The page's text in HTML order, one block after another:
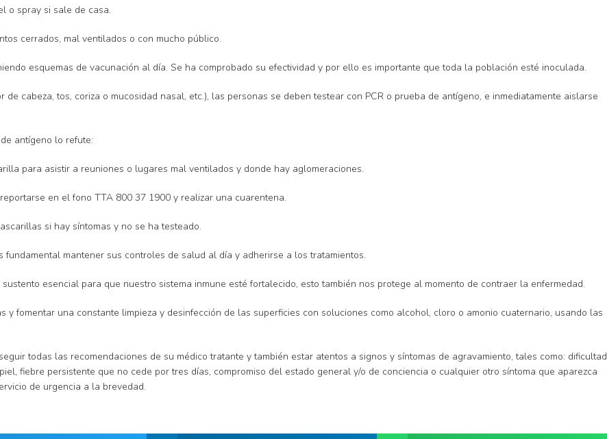
o spray si sale de casa.
cerrados, mal ventilados o con mucho público.
esquemas de vacunación al día. Se ha comprobado su efectividad y por ello es importante que toda la población esté inoculada.
de cabeza, tos, coriza o mucosidad nasal, etc.), las personas se deben testear con PCR o prueba de antígeno, e inmediatamente aislarse
antígeno lo refute:
para asistir a reuniones o lugares mal ventilados y donde hay aglomeraciones.
en el fono TTA 800 37 1900 y realizar una cuarentena.
si hay síntomas y no se ha testeado.
fundamental mantener sus controles de salud al día y adherirse a los tratamientos.
esencial para que nuestro sistema inmune esté fortalecido, esto también nos protege al momento de contraer la enfermedad.
y fomentar una constante limpieza y desinfección de las superficies con soluciones como alcohol, cloro o amonio cuaternario, usando las
todas las recomendaciones de su médico tratante y también estar atentos a signos y síntomas de agravamiento, tales como: dificultad
fiebre persistente que no cede por tres días, compromiso del estado general y/o de conciencia o cualquier otro síntoma que aparezca
de urgencia a la brevedad.